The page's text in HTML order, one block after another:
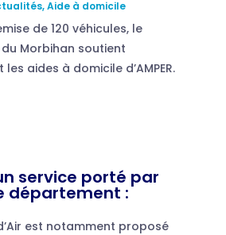
,Aide à domicile
de 120 véhicules, le
Morbihan soutient
aides à domicile d’AMPER.
service porté par
département :
est notamment proposé